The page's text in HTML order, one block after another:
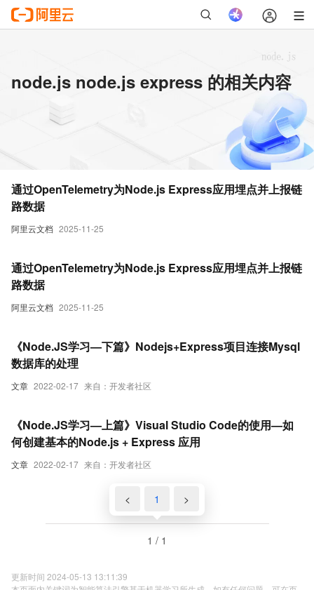
node.js node.js express 的相关内容
阿里云文档 2025-11-25
通过OpenTelemetry为Node.js Express应用埋点并上报链
路数据
阿里云文档 2025-11-25
通过OpenTelemetry为Node.js Express应用埋点并上报链
路数据
文章 2022-02-17 来自：开发者社区
《Node.JS学习—下篇》Nodejs+Express项目连接Mysql
数据库的处理
文章 2022-02-17 来自：开发者社区
《Node.JS学习—上篇》Visual Studio Code的使用—如
何创建基本的Node.js + Express 应用
< 1 >
1 / 1
更新时间 2024-05-13 13:11:39